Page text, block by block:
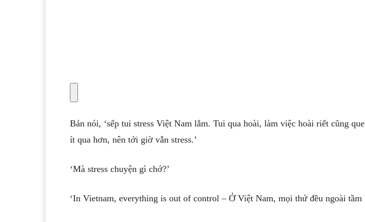
Bản nói, ‘sếp tui stress Việt Nam lắm. Tui qua hoài, làm việc hoài riết cũng
ít qua hơn, nên tới giờ vẫn stress.’
‘Mà stress chuyện gì chớ?’
‘In Vietnam, everything is out of control – Ở Việt Nam, mọi thứ đều ngoài tầm